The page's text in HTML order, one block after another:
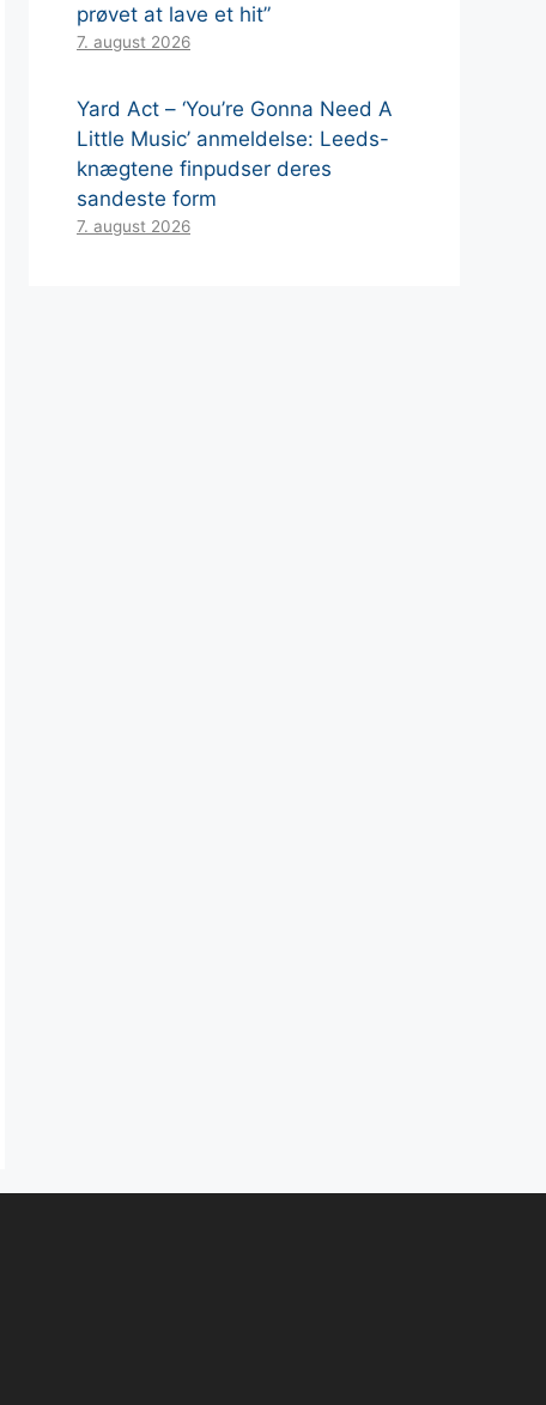
prøvet at lave et hit”
7. august 2026
Yard Act – ‘You’re Gonna Need A
Little Music’ anmeldelse: Leeds-
knægtene finpudser deres
sandeste form
7. august 2026